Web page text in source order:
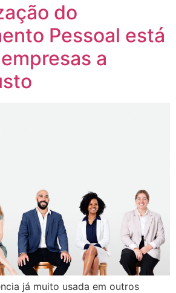
do
Pessoal está
a
já muito usada em outros